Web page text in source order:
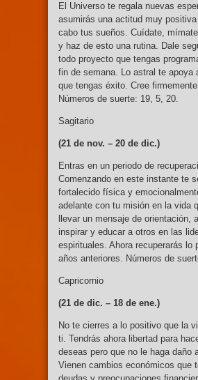
El Universo te regala nuevas
asumirás una actitud muy
cabo tus sueños. Cuídate,
y haz de esto una rutina. Dale
todo proyecto que tengas
fin de semana. Lo astral te apoya
que tengas éxito. Cree
Números de suerte: 19, 5, 20.
Sagitario
(21 de nov. – 20 de dic.)
Entras en un periodo de
Comenzando en este instante te
fortalecido física y
adelante con tu misión en la vida
llevar un mensaje de orientación,
inspirar y educar a otros en las
espirituales. Ahora recuperarás lo
años anteriores. Números de
Capricornio
(21 de dic. – 18 de ene.)
No te cierres a lo positivo que la
ti. Tendrás ahora libertad para
deseas pero que no le haga daño
Vienen cambios económicos que